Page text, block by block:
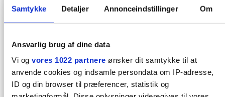
Samtykke Detaljer Annonceindstillinger Om
Ansvarlig brug af dine data
Vi og vores 1022 partnere ønsker dit samtykke til at
anvende cookies og indsamle persondata om IP-adresse,
ID og din browser til præferencer, statistik og
hele natten, men stort set nægter at være i andet end
lodret position om dagen. Det er umuligt at vurdere
men netop fordi der i så udtalt grad synes at være
noget stillings betonet i det, vil jeg anbefale dig at få
din datter vurderet. Hvis stillingssansen er påvirket er
det en grad af påvirkning af hendes nervesystem, og